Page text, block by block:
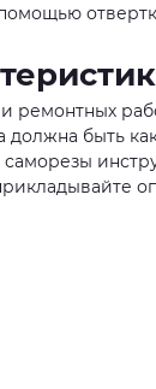
ремонтных
должна быть